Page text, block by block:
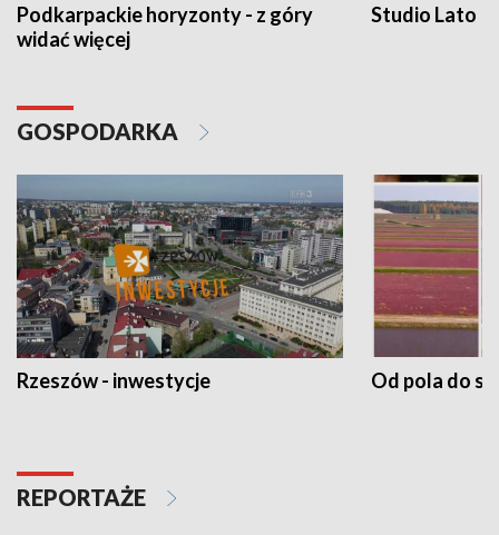
Podkarpackie horyzonty - z góry
widać więcej
Studio Lato
GOSPODARKA
Rzeszów - inwestycje Od pola do
REPORTAŻE